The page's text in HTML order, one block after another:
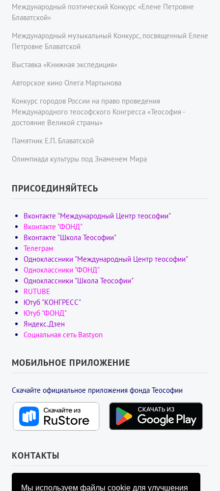
Мы используем файлы cookie для улучшения
Международный поэтический Конкурс «Елене Петровне
Блаватской»
Международный музыкальный Конкурс, посвященный Елене
Петровне Блаватской
Выставка «Книжная экспедиция»
Авторское кино Олега Мартынова
Конкурс городов России на право проведения
Международного теософского Конгресса «Теософия -
достояние Великой страны»
Памятник Е.П. Блаватской
Олимпиада культуры под Знаменем Мира
ПРИСОЕДИНЯЙТЕСЬ
Вконтакте "Международный Центр теософии"
Вконтакте "ФОНД"
Вконтакте "Школа Теософии"
Телеграм
Одноклассники "Международный Центр теософии"
Одноклассники "ФОНД"
Одноклассники "Школа Теософии"
RUTUBE
Ютуб "КОНГРЕСС"
Ютуб "ФОНД"
Яндекс.Дзен
Социальная сеть Bastyon
МОБИЛЬНОЕ ПРИЛОЖЕНИЕ
Скачайте официальное приложения фонда Теософии
КОНТАКТЫ
УПРАВЛЯЮЩИЙ СОВЕТ ФОНДА